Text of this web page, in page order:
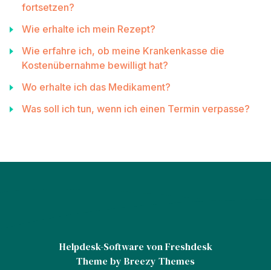
fortsetzen?
Wie erhalte ich mein Rezept?
Wie erfahre ich, ob meine Krankenkasse die
Kostenübernahme bewilligt hat?
Wo erhalte ich das Medikament?
Was soll ich tun, wenn ich einen Termin verpasse?
Helpdesk-Software von Freshdesk
Theme by Breezy Themes